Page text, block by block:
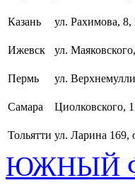
Казань ул. Рахимова,
Ижевск ул.
Пермь ул.
Самара Циолковского,
Тольятти ул. Ларина 169,
ЮЖНЫЙ